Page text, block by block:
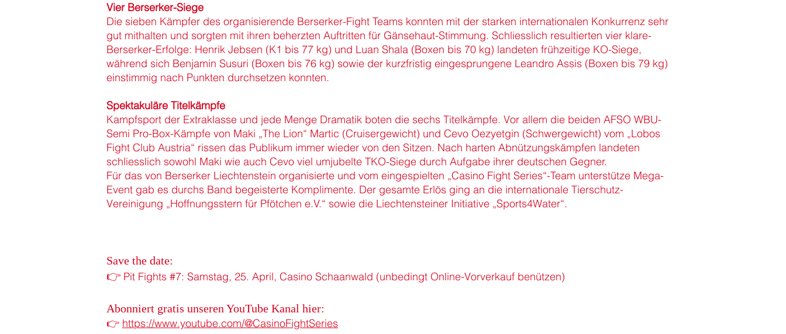
Vier Berserker-Siege
Die sieben Kämpfer des organisierende Berserker-Fight Teams konnten mit der starken internationalen Konkurrenz sehr
gut mithalten und sorgten mit ihren beherzten Auftritten für Gänsehaut-Stimmung. Schliesslich resultierten vier klare-
Berserker-Erfolge: Henrik Jebsen (K1 bis 77 kg) und Luan Shala (Boxen bis 70 kg) landeten frühzeitige KO-Siege,
während sich Benjamin Susuri (Boxen bis 76 kg) sowie der kurzfristig eingesprungene Leandro Assis (Boxen bis 79 kg)
einstimmig nach Punkten durchsetzen konnten.
Spektakuläre Titelkämpfe
Kampfsport der Extraklasse und jede Menge Dramatik boten die sechs Titelkämpfe. Vor allem die beiden AFSO WBU-
Semi Pro-Box-Kämpfe von Maki „The Lion“ Martic (Cruisergewicht) und Cevo Oezyetgin (Schwergewicht) vom „Lobos
Fight Club Austria“ rissen das Publikum immer wieder von den Sitzen. Nach harten Abnützungskämpfen landeten
schliesslich sowohl Maki wie auch Cevo viel umjubelte TKO-Siege durch Aufgabe ihrer deutschen Gegner.
Für das von Berserker Liechtenstein organisierte und vom eingespielten „Casino Fight Series“-Team unterstütze Mega-
Event gab es durchs Band begeisterte Komplimente. Der gesamte Erlös ging an die internationale Tierschutz-
Vereinigung „Hoffnungsstern für Pfötchen e.V.“ sowie die Liechtensteiner Initiative „Sports4Water“.
Save the date:
👉 Pit Fights #7: Samstag, 25. April, Casino Schaanwald (unbedingt Online-Vorverkauf benützen)
Abonniert gratis unseren YouTube Kanal hier:
👉 https://www.youtube.com/@CasinoFightSeries